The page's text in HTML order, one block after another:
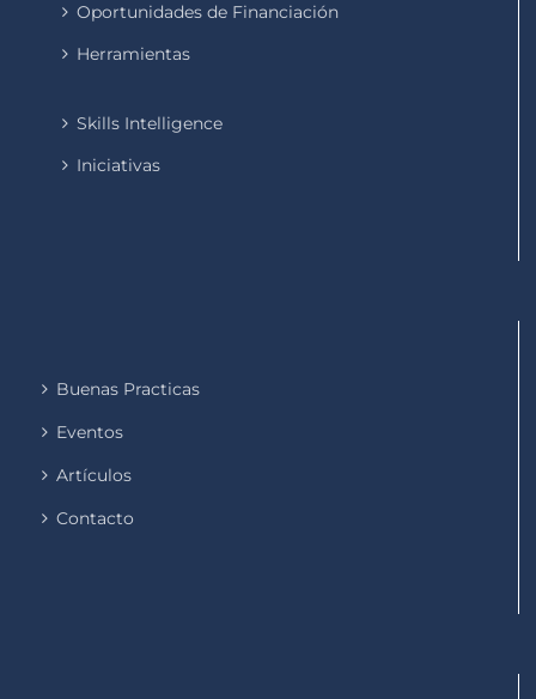
Oportunidades de Financiación
Herramientas
Skills Intelligence
Iniciativas
Buenas Practicas
Eventos
Artículos
Contacto